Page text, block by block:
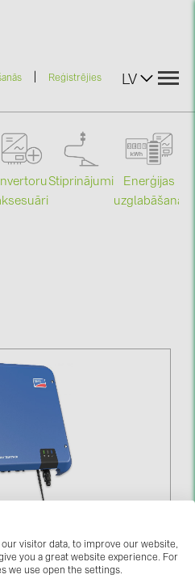
Reģistrējies LV
Invertoru Stiprinājumi
Enerģijas
uzglabāšana
3AV-40 (STP6.0-
visitor data, to improve our website,
you a great website experience. For
we use open the settings.